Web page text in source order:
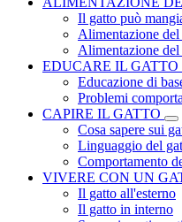
Il gatto può
Alimentazione
Alimentazione
EDUCARE IL GATTO
Educazione di
Problemi
CAPIRE IL GATTO
Cosa sapere sui
Linguaggio del
Comportamento
VIVERE CON UN
Il gatto all'esterno
Il gatto in interno